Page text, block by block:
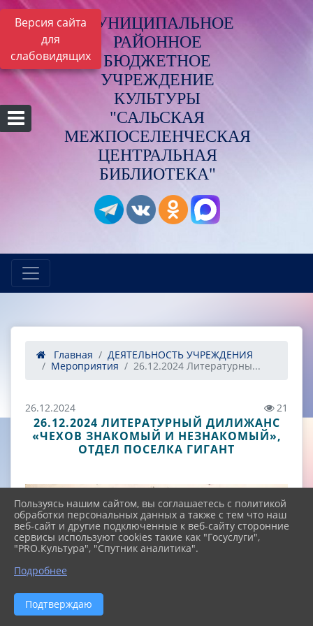
Версия сайта
для
слабовидящих
МУНИЦИПАЛЬНОЕ
РАЙОННОЕ
БЮДЖЕТНОЕ
УЧРЕЖДЕНИЕ
КУЛЬТУРЫ
"САЛЬСКАЯ
МЕЖПОСЕЛЕНЧЕСКАЯ
ЦЕНТРАЛЬНАЯ
БИБЛИОТЕКА"
Главная
ДЕЯТЕЛЬНОСТЬ УЧРЕЖДЕНИЯ
Мероприятия
26.12.2024 Литературны...
26.12.2024 21
26.12.2024 ЛИТЕРАТУРНЫЙ ДИЛИЖАНС
«ЧЕХОВ ЗНАКОМЫЙ И НЕЗНАКОМЫЙ»,
ОТДЕЛ ПОСЕЛКА ГИГАНТ
Пользуясь нашим сайтом, вы соглашаетесь с политикой
обработки персональных данных а также с тем что наш
веб-сайт и другие подключенные к веб-сайту сторонние
сервисы используют cookies такие как "Госуслуги",
"PRO.Культура", "Спутник аналитика".
Подробнее
Подтверждаю